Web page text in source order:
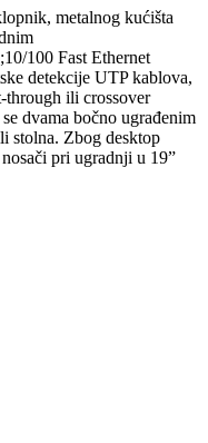
metalnog kućišta
100 Fast Ethernet
detekcije UTP kablova,
through ili crossover
dvama bočno ugrađenim
stolna. Zbog desktop
pri ugradnji u 19”